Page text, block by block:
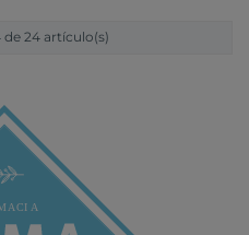
de 24 artículo(s)